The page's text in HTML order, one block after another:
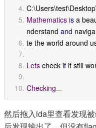
C:
Mathematics is a
nderstand and naviga
te the world around
Lets check if it still
Checking...
然后拖入ida里查看发现